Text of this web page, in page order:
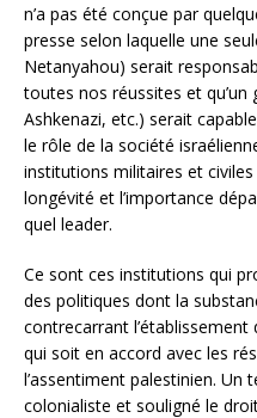
n’a pas été conçue par
presse selon laquelle une
Netanyahou) serait
toutes nos réussites et qu’un
Ashkenazi, etc.) serait
le rôle de la société
institutions militaires et
longévité et l’importance
quel leader.
Ce sont ces institutions qui
des politiques dont la
contrecarrant l’établissement
qui soit en accord avec les
l’assentiment palestinien. Un
colonialiste et souligné le